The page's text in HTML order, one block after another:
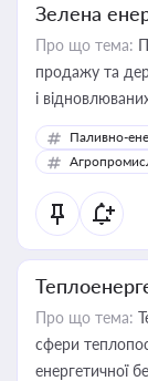
Зелена
Про що тема:
продажу та
і
Паливно-
Про що тема:
сфери
енергетичної